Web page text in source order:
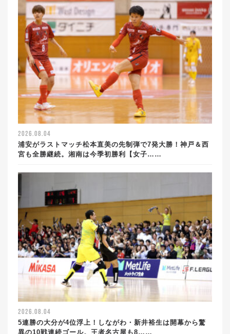
2026.08.04
浦安がラストマッチ松本直美の先制弾で7発大勝！神戸＆西
宮も全勝継続。湘南は今季初勝利【女子……
2026.08.04
5連勝の大分が4位浮上！しながわ・新井裕生は開幕から驚
異の10戦連続ゴール。王者名古屋も8……